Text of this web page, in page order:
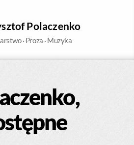
Polaczenko
· Proza · Muzyka